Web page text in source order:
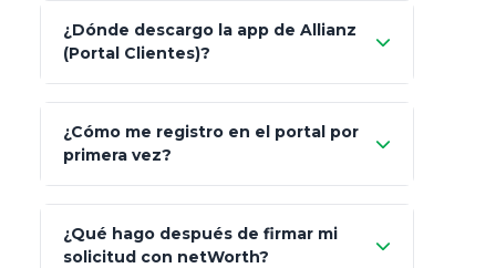
Característica netWorth (Certificado)
Fiscalidad Estrategia Art. 151 / 93
¿Dónde descargo la app de Allianz
(Portal Clientes)?
Client"
App Store (iOS) Google Play
¿Cómo me registro en el portal por
primera vez?
Bienvenida
¿Qué hago después de firmar mi
solicitud con netWorth?